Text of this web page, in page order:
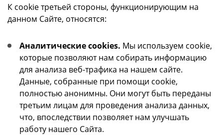
К cookie третьей стороны, функционирующим на
данном Сайте, относятся:
Аналитические cookies. Мы используем cookie,
которые позволяют нам собирать информацию
для анализа веб-трафика на нашем сайте.
Данные, собранные при помощи cookie,
полностью анонимны. Они могут быть переданы
третьим лицам для проведения анализа данных,
что, впоследствии позволяет нам улучшать
работу нашего Сайта.